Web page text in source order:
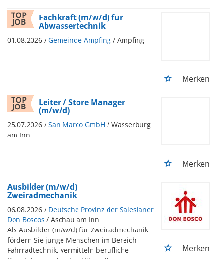
Fachkraft (m/w/d) für
Abwassertechnik
01.08.2026 / Gemeinde Ampfing / Ampfing
Merken
Leiter / Store Manager
(m/w/d)
25.07.2026 / San Marco GmbH / Wasserburg
am Inn
Merken
Ausbilder (m/w/d)
Zweiradmechanik
06.08.2026 / Deutsche Provinz der Salesianer
Don Boscos / Aschau am Inn
Als Ausbilder (m/w/d) für Zweiradmechanik
fördern Sie junge Menschen im Bereich
Fahrradtechnik, vermitteln berufliche
Merken